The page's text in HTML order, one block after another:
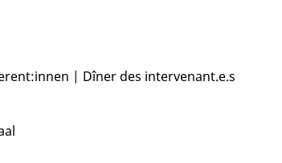
| Dîner des intervenant.e.s